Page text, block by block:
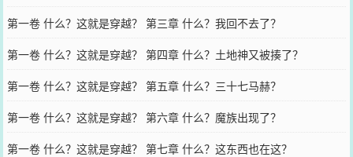
第一卷 什么？这就是穿越？ 第三章 什么？我回不去了？
第一卷 什么？这就是穿越？ 第四章 什么？土地神又被揍了？
第一卷 什么？这就是穿越？ 第五章 什么？三十七马赫？
第一卷 什么？这就是穿越？ 第六章 什么？魔族出现了？
第一卷 什么？这就是穿越？ 第七章 什么？这东西也在这？